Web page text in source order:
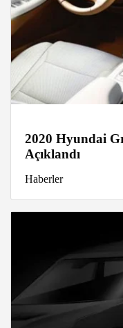
2020 Hyundai
Açıklandı
Haberler